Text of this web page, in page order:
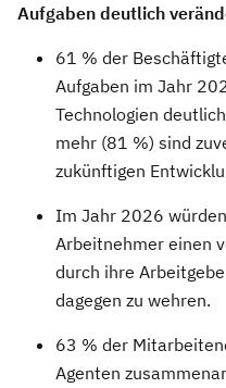
Aufgaben deutlich
61 % der
Aufgaben im Jahr
Technologien
mehr (81 %) sind
zukünftigen
Im Jahr 2026
Arbeitnehmer einen
durch ihre
dagegen zu wehren.
63 % der
Agenten